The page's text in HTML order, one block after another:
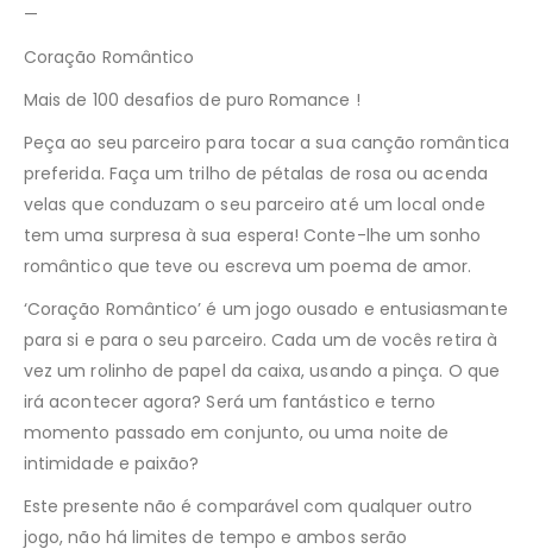
—
Coração Romântico
Mais de 100 desafios de puro Romance !
Peça ao seu parceiro para tocar a sua canção romântica
preferida. Faça um trilho de pétalas de rosa ou acenda
velas que conduzam o seu parceiro até um local onde
tem uma surpresa à sua espera! Conte-lhe um sonho
romântico que teve ou escreva um poema de amor.
‘Coração Romântico’ é um jogo ousado e entusiasmante
para si e para o seu parceiro. Cada um de vocês retira à
vez um rolinho de papel da caixa, usando a pinça. O que
irá acontecer agora? Será um fantástico e terno
momento passado em conjunto, ou uma noite de
intimidade e paixão?
Este presente não é comparável com qualquer outro
jogo, não há limites de tempo e ambos serão